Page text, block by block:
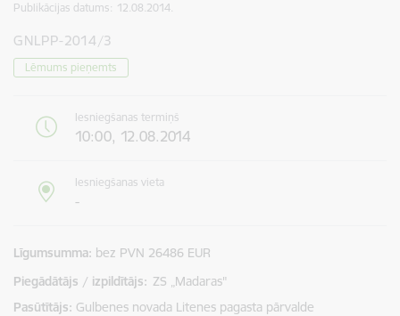
Publikācijas datums: 12.08.2014.
GNLPP-2014/3
Lēmums pieņemts
Iesniegšanas termiņš
10:00, 12.08.2014
Iesniegšanas vieta
-
Līgumsumma bez PVN 26486 EUR
Piegādātājs / izpildītājs: ZS „Madaras"
Pasūtītājs Gulbenes novada Litenes pagasta pārvalde